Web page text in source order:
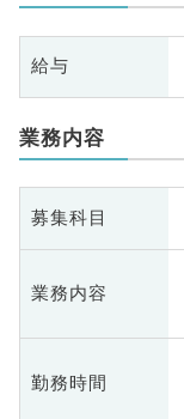
給与
業務内容
募集科目
業務内容
勤務時間